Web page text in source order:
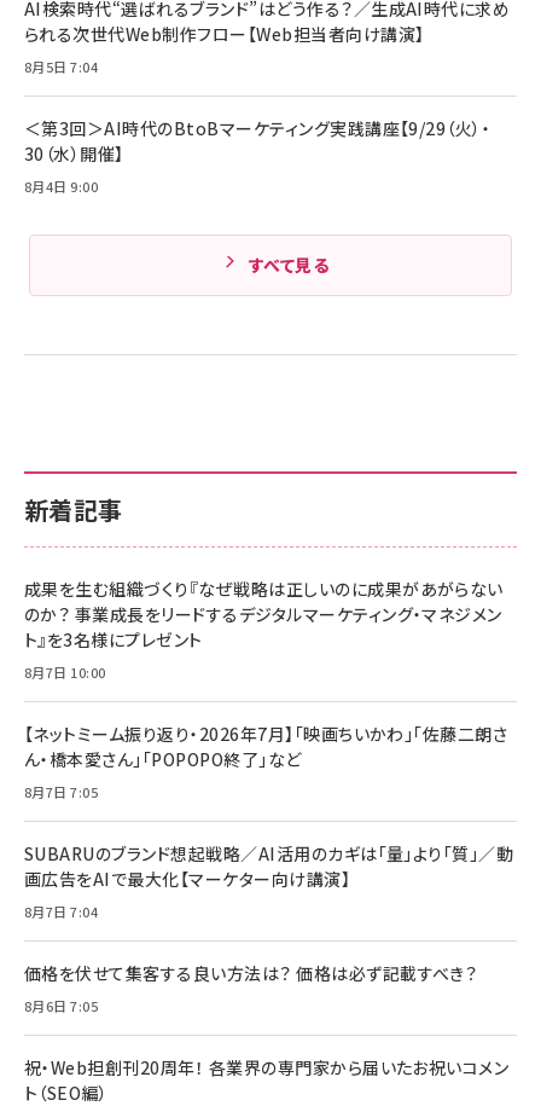
Amazonランキングをもっと見る
17 / 16 / 15 / Galaxy iPad Pro MacBook
Pro/Air 各種対応 (1.8m ミッドナイトブラック)
￥1,890
新着記事
成果を生む組織づくり『なぜ戦略は正しいのに成果があがらない
のか？ 事業成長をリードするデジタルマーケティング・マネジメン
ト』を3名様にプレゼント
8月7日 10:00
【ネットミーム振り返り・2026年7月】「映画ちいかわ」「佐藤二朗さ
ん・橋本愛さん」「POPOPO終了」など
8月7日 7:05
SUBARUのブランド想起戦略／AI活用のカギは「量」より「質」／動
画広告をAIで最大化【マーケター向け講演】
8月7日 7:04
価格を伏せて集客する良い方法は？ 価格は必ず記載すべき？
8月6日 7:05
祝・Web担創刊20周年！ 各業界の専門家から届いたお祝いコメン
ト（SEO編）
AI検索時代“選ばれるブランド”はどう作る？／生成AI時代に求め
られる次世代Web制作フロー【Web担当者向け講演】
8月5日 7:04
＜第3回＞AI時代のBtoBマーケティング実践講座【9/29（火）・
30（水）開催】
8月4日 9:00
すべて見る